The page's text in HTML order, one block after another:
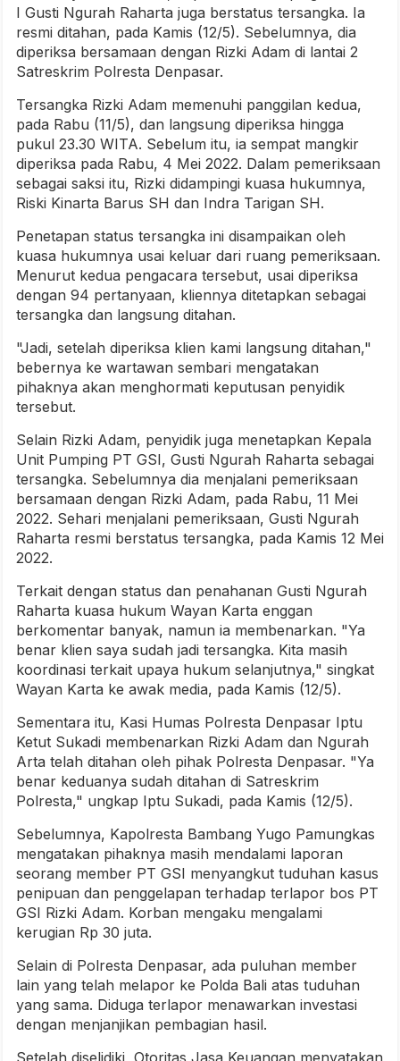
I Gusti Ngurah Raharta juga berstatus tersangka. Ia
resmi ditahan, pada Kamis (12/5). Sebelumnya, dia
diperiksa bersamaan dengan Rizki Adam di lantai 2
Satreskrim Polresta Denpasar.
Tersangka Rizki Adam memenuhi panggilan kedua,
pada Rabu (11/5), dan langsung diperiksa hingga
pukul 23.30 WITA. Sebelum itu, ia sempat mangkir
diperiksa pada Rabu, 4 Mei 2022. Dalam pemeriksaan
sebagai saksi itu, Rizki didampingi kuasa hukumnya,
Riski Kinarta Barus SH dan Indra Tarigan SH.
Penetapan status tersangka ini disampaikan oleh
kuasa hukumnya usai keluar dari ruang pemeriksaan.
Menurut kedua pengacara tersebut, usai diperiksa
dengan 94 pertanyaan, kliennya ditetapkan sebagai
tersangka dan langsung ditahan.
"Jadi, setelah diperiksa klien kami langsung ditahan,"
bebernya ke wartawan sembari mengatakan
pihaknya akan menghormati keputusan penyidik
tersebut.
Selain Rizki Adam, penyidik juga menetapkan Kepala
Unit Pumping PT GSI, Gusti Ngurah Raharta sebagai
tersangka. Sebelumnya dia menjalani pemeriksaan
bersamaan dengan Rizki Adam, pada Rabu, 11 Mei
2022. Sehari menjalani pemeriksaan, Gusti Ngurah
Raharta resmi berstatus tersangka, pada Kamis 12 Mei
2022.
Terkait dengan status dan penahanan Gusti Ngurah
Raharta kuasa hukum Wayan Karta enggan
berkomentar banyak, namun ia membenarkan. "Ya
benar klien saya sudah jadi tersangka. Kita masih
koordinasi terkait upaya hukum selanjutnya," singkat
Wayan Karta ke awak media, pada Kamis (12/5).
Sementara itu, Kasi Humas Polresta Denpasar Iptu
Ketut Sukadi membenarkan Rizki Adam dan Ngurah
Arta telah ditahan oleh pihak Polresta Denpasar. "Ya
benar keduanya sudah ditahan di Satreskrim
Polresta," ungkap Iptu Sukadi, pada Kamis (12/5).
Sebelumnya, Kapolresta Bambang Yugo Pamungkas
mengatakan pihaknya masih mendalami laporan
seorang member PT GSI menyangkut tuduhan kasus
penipuan dan penggelapan terhadap terlapor bos PT
GSI Rizki Adam. Korban mengaku mengalami
kerugian Rp 30 juta.
Selain di Polresta Denpasar, ada puluhan member
lain yang telah melapor ke Polda Bali atas tuduhan
yang sama. Diduga terlapor menawarkan investasi
dengan menjanjikan pembagian hasil.
Setelah diselidiki, Otoritas Jasa Keuangan menyatakan